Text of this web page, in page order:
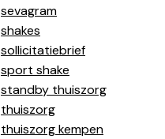
sevagram
shakes
sollicitatiebrief
sport shake
standby thuiszorg
thuiszorg
thuiszorg kempen